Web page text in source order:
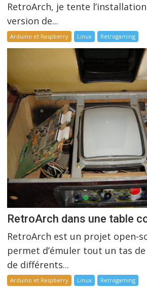
RetroArch, je tente
version de...
Arduino et Raspberry Linux Retrogaming
RetroArch dans une table
RetroArch est un projet open-
permet d’émuler tout un tas
de différents...
Arduino et Raspberry Linux Retrogaming